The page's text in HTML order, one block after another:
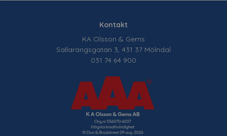
Kontakt
KA Olsson & Gems
Sallarängsgatan 3, 431 37 Mölndal
031 74 64 900